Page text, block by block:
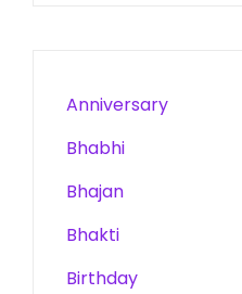
Anniversary
Bhabhi
Bhajan
Bhakti
Birthday